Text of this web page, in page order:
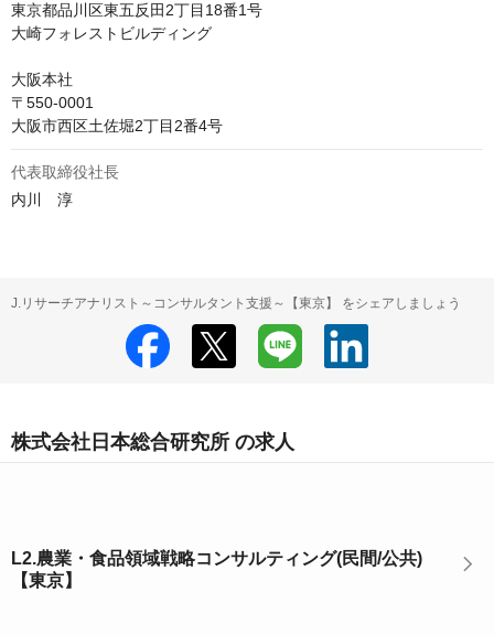
東京都品川区東五反田2丁目18番1号
大崎フォレストビルディング
大阪本社
〒550-0001
大阪市西区土佐堀2丁目2番4号
代表取締役社長
内川　淳
J.リサーチアナリスト～コンサルタント支援～【東京】 をシェアしましょう
株式会社日本総合研究所 の求人
L2.農業・食品領域戦略コンサルティング(民間/公共)
【東京】